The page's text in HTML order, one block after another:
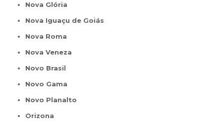
Nova Glória
Nova Iguaçu de Goiás
Nova Roma
Nova Veneza
Novo Brasil
Novo Gama
Novo Planalto
Orizona